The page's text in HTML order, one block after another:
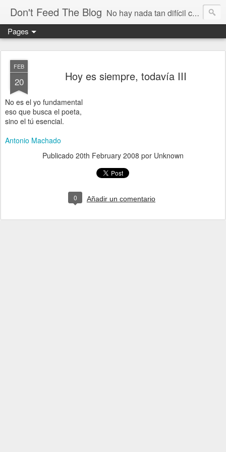
Don't Feed The Blog No hay nada tan difícil como no engañarse
Pages
FEB
20 Hoy es siempre, todavía III
No es el yo fundamental
eso que busca el poeta,
sino el tú esencial.
Antonio Machado
Publicado 20th February 2008 por Unknown
0 Añadir un comentario